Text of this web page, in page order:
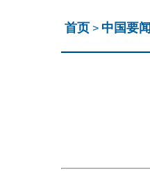
首页 > 中国要闻